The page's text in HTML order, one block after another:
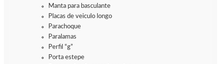
Manta para basculante
Placas de veiculo longo
Parachoque
Paralamas
Perfil “g”
Porta estepe